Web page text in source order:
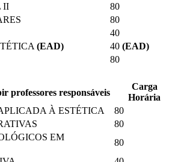
II
80
80
40
(EAD) 40 (EAD)
80
professores responsáveis
Carga
Horária
À ESTÉTICA
80
80
EM
80